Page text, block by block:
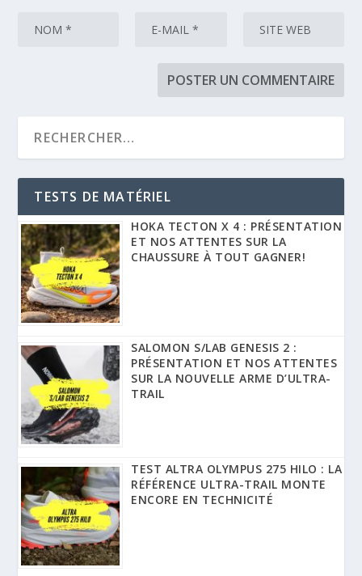
TESTS DE MATÉRIEL
HOKA TECTON X 4 : PRÉSENTATION
ET NOS ATTENTES SUR LA
CHAUSSURE À TOUT GAGNER!
SALOMON S/LAB GENESIS 2 :
PRÉSENTATION ET NOS ATTENTES
SUR LA NOUVELLE ARME D’ULTRA-
TRAIL
TEST ALTRA OLYMPUS 275 HILO : LA
RÉFÉRENCE ULTRA-TRAIL MONTE
ENCORE EN TECHNICITÉ